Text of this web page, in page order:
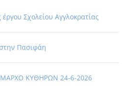
Σχολείου Αγγλοκρατίας
Πασιφάη
ΚΥΘΗΡΩΝ 24-6-2026